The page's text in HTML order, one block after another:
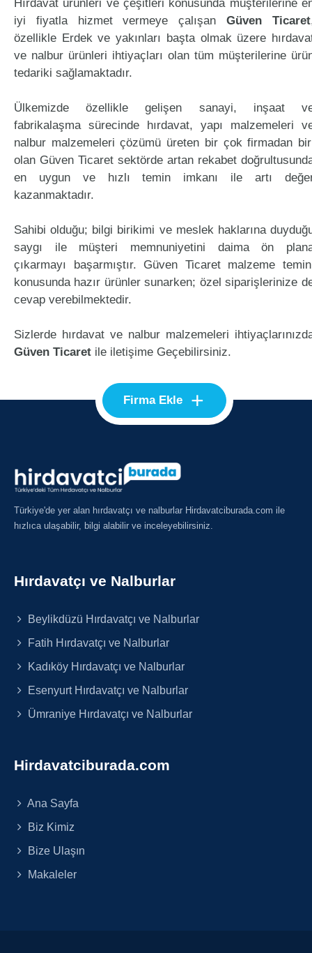
Hırdavat ürünleri ve çeşitleri konusunda müşterilerine
iyi fiyatla hizmet vermeye çalışanGüven Ticaret
özellikle Erdek ve yakınları başta olmak üzere
ve nalbur ürünleri ihtiyaçları olan tüm müşterilerine
tedariki sağlamaktadır.
Ülkemizde özellikle gelişen sanayi, inşaat
fabrikalaşma sürecinde hırdavat, yapı malzemeleri
nalbur malzemeleri çözümü üreten bir çok firmadan
olan Güven Ticaret sektörde artan rekabet
en uygun ve hızlı temin imkanı ile artı
kazanmaktadır.
Sahibi olduğu; bilgi birikimi ve meslek haklarına
saygı ile müşteri memnuniyetini daima ön
çıkarmayı başarmıştır. Güven Ticaret malzeme
konusunda hazır ürünler sunarken; özel siparişlerinize
cevap verebilmektedir.
Sizlerde hırdavat ve nalbur malzemeleri
Güven Ticaret ile iletişime Geçebilirsiniz.
Firma Ekle +
Türkiye'de yer alan hırdavatçı ve nalburlar Hirdavatciburada.com ile
hızlıca ulaşabilir, bilgi alabilir ve inceleyebilirsiniz.
Hırdavatçı ve Nalburlar
Beylikdüzü Hırdavatçı ve Nalburlar
Fatih Hırdavatçı ve Nalburlar
Kadıköy Hırdavatçı ve Nalburlar
Esenyurt Hırdavatçı ve Nalburlar
Ümraniye Hırdavatçı ve Nalburlar
Hirdavatciburada.com
Ana Sayfa
Biz Kimiz
Bize Ulaşın
Makaleler